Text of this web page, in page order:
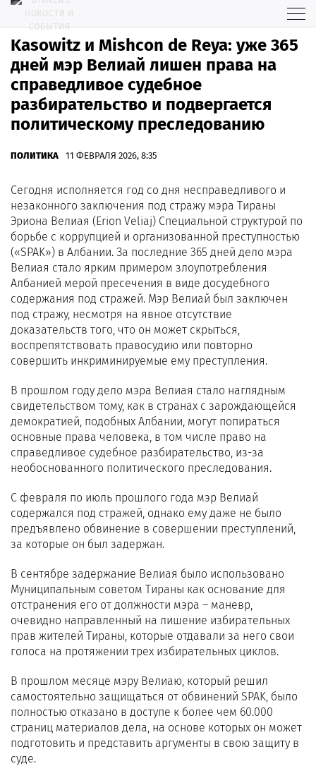
Kasowitz и Mishcon de Reya: уже 365
дней мэр Велиай лишен права на
справедливое судебное
разбирательство и подвергается
политическому преследованию
ПОЛИТИКА 11 ФЕВРАЛЯ 2026, 8:35
Сегодня исполняется год со дня несправедливого и
незаконного заключения под стражу мэра Тираны
Эриона Велиая (Erion Veliaj) Специальной структурой по
борьбе с коррупцией и организованной преступностью
(«SPAK») в Албании. За последние 365 дней дело мэра
Велиая стало ярким примером злоупотребления
Албанией мерой пресечения в виде досудебного
содержания под стражей. Мэр Велиай был заключен
под стражу, несмотря на явное отсутствие
доказательств того, что он может скрыться,
воспрепятствовать правосудию или повторно
совершить инкриминируемые ему преступления.
В прошлом году дело мэра Велиая стало наглядным
свидетельством тому, как в странах с зарождающейся
демократией, подобных Албании, могут попираться
основные права человека, в том числе право на
справедливое судебное разбирательство, из-за
необоснованного политического преследования.
С февраля по июль прошлого года мэр Велиай
содержался под стражей, однако ему даже не было
предъявлено обвинение в совершении преступлений,
за которые он был задержан.
В сентябре задержание Велиая было использовано
Муниципальным советом Тираны как основание для
отстранения его от должности мэра – маневр,
очевидно направленный на лишение избирательных
прав жителей Тираны, которые отдавали за него свои
голоса на протяжении трех избирательных циклов.
В прошлом месяце мэру Велиаю, который решил
самостоятельно защищаться от обвинений SPAK, было
полностью отказано в доступе к более чем 60.000
страниц материалов дела, на основе которых он может
подготовить и представить аргументы в свою защиту в
суде.